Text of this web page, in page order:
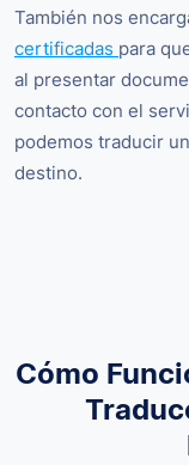
También nos
certificadas para
al presentar
contacto con el
podemos traducir
destino.
Cómo